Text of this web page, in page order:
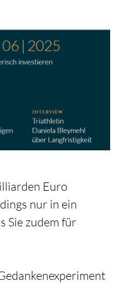
Euro
nur in ein
Sie zudem für